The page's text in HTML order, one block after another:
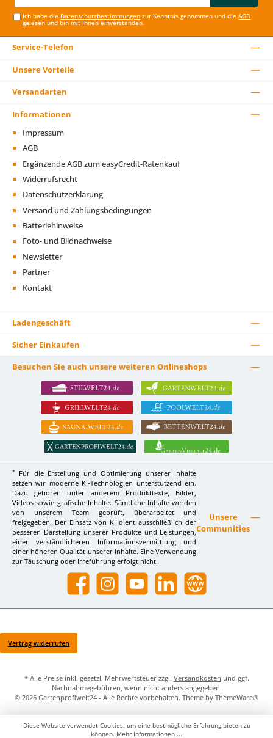
Ich habe die Datenschutzbestimmungen zur Kenntnis genommen und dieAGB
gelesen und bin mit ihnen einverstanden.
Service-Telefon
Unsere Vorteile
Versandarten
Informationen
Impressum
AGB
Ergänzende AGB zum easyCredit-Ratenkauf
Widerrufsrecht
Datenschutzerklärung
Versand und Zahlungsbedingungen
Batteriehinweise
Foto- und Bildnachweise
Newsletter
Partner
Kontakt
Ladengeschäft
Sicher Einkaufen
Besuchen Sie auch unsere weiteren Onlineshops
*
Für die Erstellung und Optimierung unserer Inhalte
setzen wir moderne KI-Technologien unterstützend ein.
Dazu gehören unter anderem Produkttexte, Bilder,
Videos sowie grafische Inhalte. Sämtliche Inhalte werden
von unserem Team geprüft, überarbeitet und
freigegeben. Der Einsatz von KI dient ausschließlich der
besseren Darstellung unserer Produkte und Leistungen,
einer verständlicheren Informationsvermittlung und
einer höheren Qualität unserer Inhalte. Eine Verwendung
zur Täuschung oder Irreführung erfolgt nicht.
Unsere
Communities
Facebook InstagramYouTube LinkedIn Website
Vertrag widerrufen
* Alle Preise inkl. gesetzl. Mehrwertsteuer zzgl. Versandkosten und ggf.
Nachnahmegebühren, wenn nicht anders angegeben.
© 2026 Gartenprofiwelt24 - Alle Rechte vorbehalten. Theme by ThemeWare®
Diese Website verwendet Cookies, um eine bestmögliche Erfahrung bieten zu
können. Mehr Informationen ...